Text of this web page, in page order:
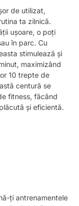
de utilizat,
ta zilnică.
ușoare, o poți
în parc. Cu
stimulează și
maximizând
10 trepte de
centură se
fitness, făcând
și eficientă.
ți antrenamentele